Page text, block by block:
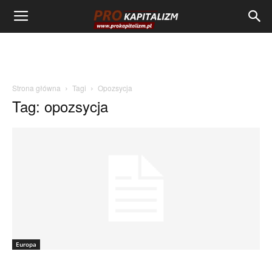
Strona główna Tagi Opozsycja
Tag: opozsycja
Europa